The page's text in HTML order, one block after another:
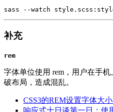
补充
rem
字体单位使用 rem，用户在手
破布局，造成混乱。
CSS3的REM设置字体大